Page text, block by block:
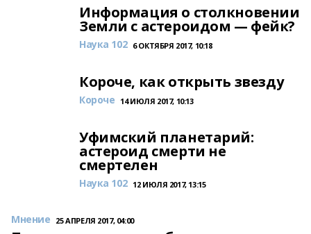
Информация о столкновении
Земли с астероидом — фейк?
Наука 102 6 ОКТЯБРЯ 2017, 10:18
Короче, как открыть звезду
Короче 14 ИЮЛЯ 2017, 10:13
Уфимский планетарий:
астероид смерти не
смертелен
Наука 102 12 ИЮЛЯ 2017, 13:15
Мнение 25 АПРЕЛЯ 2017, 04:00